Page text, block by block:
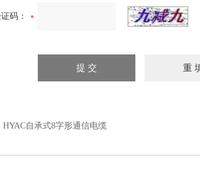
码：
HYAC自承式8字形通信电缆